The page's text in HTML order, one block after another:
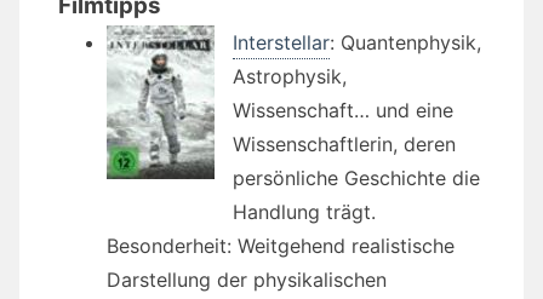
Filmtipps
Interstellar: Quantenphysik,
Astrophysik,
Wissenschaft… und eine
Wissenschaftlerin, deren
persönliche Geschichte die
Handlung trägt.
Besonderheit: Weitgehend realistische
Darstellung der physikalischen